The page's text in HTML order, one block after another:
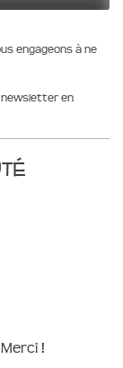
engageons à ne
newsletter en
!